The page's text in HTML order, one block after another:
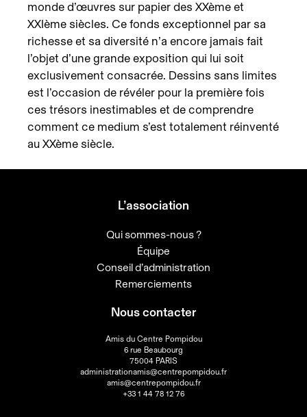
monde d’œuvres sur papier des XXème et
XXIème siècles. Ce fonds exceptionnel par sa
richesse et sa diversité n’a encore jamais fait
l’objet d’une grande exposition qui lui soit
exclusivement consacrée. Dessins sans limites
est l’occasion de révéler pour la première fois
ces trésors inestimables et de comprendre
comment ce medium s’est totalement réinventé
au XXème siècle.
L’association
Qui sommes-nous ?
Équipe
Conseil d’administration
Remerciements
Nous contacter
Amis du Centre Pompidou
6 rue Beaubourg
75004 PARIS
administrationamis@centrepompidou.fr
amis@centrepompidou.fr
+33 1 44 78 12 76